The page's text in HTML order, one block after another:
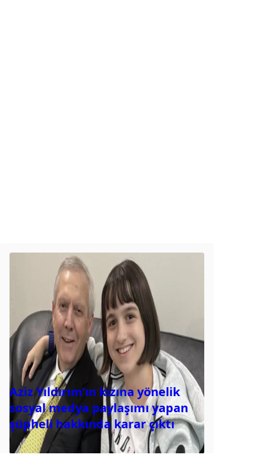
Aziz Yıldırım’ın kızına yönelik
sosyal medya paylaşımı yapan
şüpheli hakkında karar çıktı